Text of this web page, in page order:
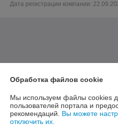
Дата регистрации компании:
Обработка файлов cookie
Мы используем файлы cookies
пользователей портала и
рекомендаций. Вы можете
отключить их.